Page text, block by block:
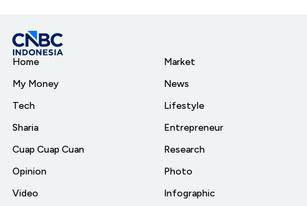
Home
My Money
Tech
Sharia
Cuap Cuap Cuan
Opinion
Video
Market
News
Lifestyle
Entrepreneur
Research
Photo
Infographic